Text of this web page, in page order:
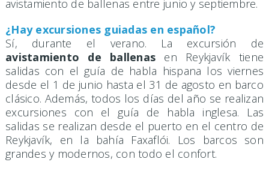
avistamiento de ballenas entre junio y septiembre.
¿Hay excursiones guiadas en español?
Sí, durante el verano. La excursión de
avistamiento de ballenas en Reykjavík tiene
salidas con el guía de habla hispana los viernes
desde el 1 de junio hasta el 31 de agosto en barco
clásico. Además, todos los días del año se realizan
excursiones con el guía de habla inglesa. Las
salidas se realizan desde el puerto en el centro de
Reykjavík, en la bahía Faxaflói. Los barcos son
grandes y modernos, con todo el confort.